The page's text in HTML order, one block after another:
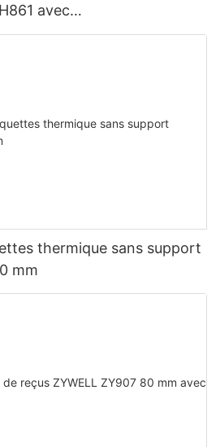
avec
BT (en option) Noir
thermique sans support
mm